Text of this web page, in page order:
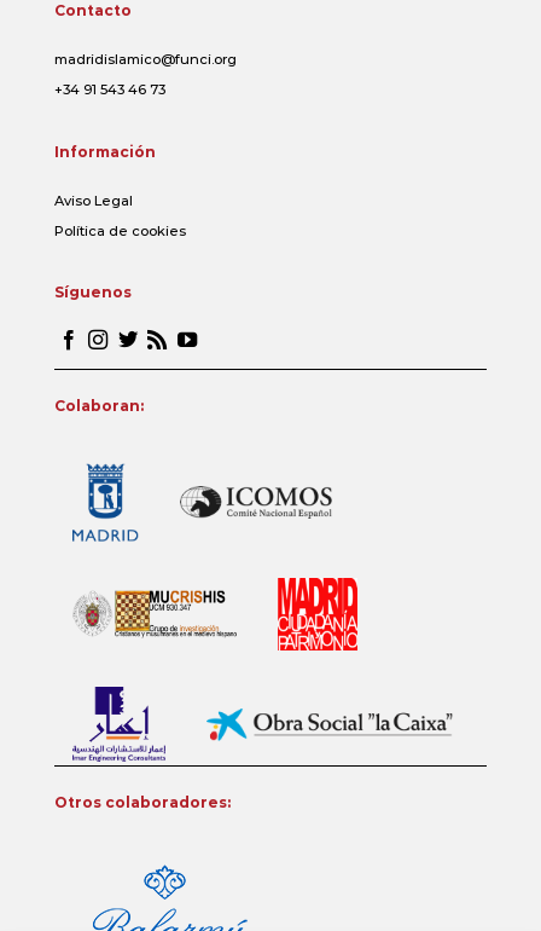
Contacto
madridislamico@funci.org
+34 91 543 46 73
Información
Aviso Legal
Política de cookies
Síguenos
Colaboran:
Otros colaboradores: